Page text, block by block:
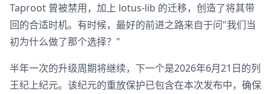
Taproot 曾被禁用，加上 lotus-lib 的迁移，创造了将其带
回的合适时机。有时候，最好的前进之路来自于问"我们当
初为什么做了那个选择？"
半年一次的升级周期将继续，下一个是2026年6月21日的列
王纪上纪元。该纪元的重放保护已包含在本次发布中，确保